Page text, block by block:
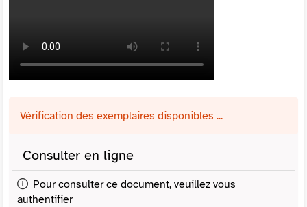
Vérification des exemplaires disponibles ...
Consulter en ligne
Pour consulter ce document, veuillez vous
authentifier